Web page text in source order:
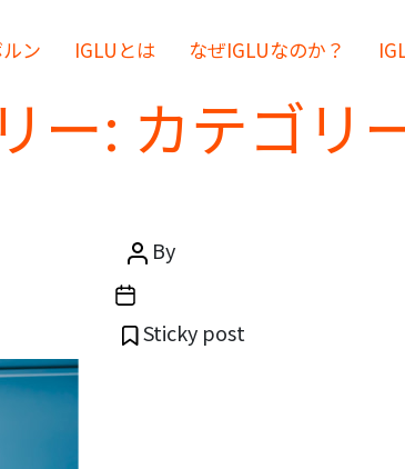
ン IGLUとは なぜIGLUなのか？
ー: カテゴリ
Post
author
By
Post
dateSticky post